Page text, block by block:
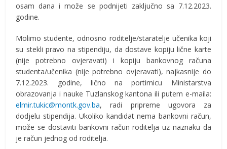
osam dana i može se podnijeti zaključno sa 7.12.2023.
godine.
Molimo studente, odnosno roditelje/staratelje učenika koji
su stekli pravo na stipendiju, da dostave kopiju lične karte
(nije potrebno ovjeravati) i kopiju bankovnog računa
studenta/učenika (nije potrebno ovjeravati), najkasnije do
7.12.2023. godine, lično na portirnicu Ministarstva
obrazovanja i nauke Tuzlanskog kantona ili putem e-maila:
elmir.tukic@montk.gov.ba, radi pripreme ugovora za
dodjelu stipendija. Ukoliko kandidat nema bankovni račun,
može se dostaviti bankovni račun roditelja uz naznaku da
je račun jednog od roditelja.